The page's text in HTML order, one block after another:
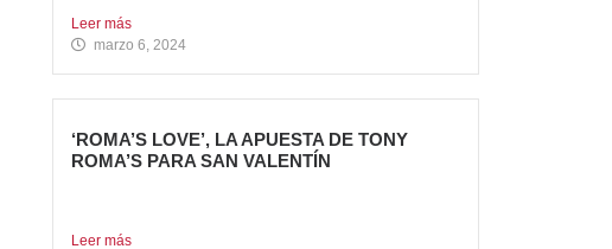
Leer más
marzo 6, 2024
‘ROMA’S LOVE’, LA APUESTA DE TONY
ROMA’S PARA SAN VALENTÍN
Leer más